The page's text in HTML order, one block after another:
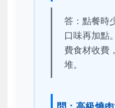
答：點餐時
口味再加點
費食材收費
堆。